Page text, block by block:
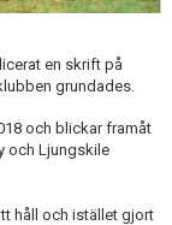
en skrift på
grundades.
och blickar framåt
och Ljungskile
håll och istället gjort